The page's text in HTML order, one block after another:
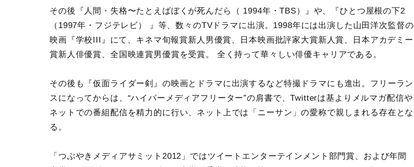
その後『人間・失格〜たとえばぼくが死んだら（ 1994年・TBS）』や、『ひとつ屋根の下2
（1997年・フジテレビ） 』等、数々のTVドラマに出演。1998年には出演した山田洋次監督の
映画『学校III』にて、キネマ旬報賞新人男優賞、日本映画批評家大賞新人賞、日本アカデミー
賞新人俳優賞、全国映連賞男優賞を受賞。 全く持って華々しい俳優キャリアである。
その後も『仮面ライダー剣』の映画とドラマに出演するなど特撮ドラマにも進出。フリーラン
スになってからは、“ハイパーメディアフリーター”の肩書で、Twitterは基よりメルマガ配信や
ネットでの番組配信を精力的に行い、ネット上では「ニーサン」の愛称で親しまれる存在とな
る。
「つぶやきメディアサミット2012」ではツイートエンターテインメント部門賞、および年間